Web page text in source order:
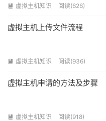
 虚拟主机知识 阅读(626)
虚拟主机上传文件流程
 虚拟主机知识 阅读(936)
虚拟主机申请的方法及步骤
 虚拟主机知识 阅读(918)